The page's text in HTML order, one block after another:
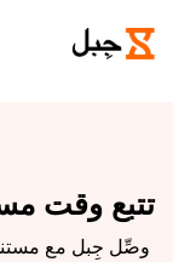
تتبع وقت
وصِّل جِبل مع